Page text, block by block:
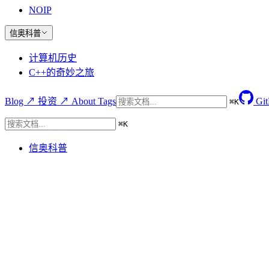
NOIP
信奥科普
计算机历史
C++的奇妙之旅
Blog ↗ 投资 ↗ About Tags ⌘K
⌘K
信奥科普